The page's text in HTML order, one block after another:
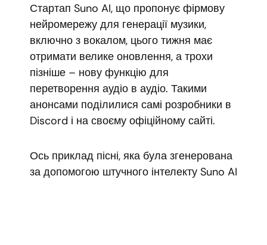
Стартап Suno AI, що пропонує фірмову
нейромережу для генерації музики,
включно з вокалом, цього тижня має
отримати велике оновлення, а трохи
пізніше – нову функцію для
перетворення аудіо в аудіо. Такими
анонсами поділилися самі розробники в
Discord і на своєму офіційному сайті.
Ось приклад пісні, яка була згенерована
за допомогою штучного інтелекту Suno AI